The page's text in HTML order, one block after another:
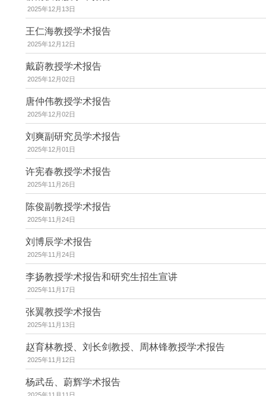
2025年12月13日
王仁海教授学术报告
2025年12月12日
戴蔚教授学术报告
2025年12月02日
唐仲伟教授学术报告
2025年12月02日
刘爽副研究员学术报告
2025年12月01日
许宪春教授学术报告
2025年11月26日
陈俊副教授学术报告
2025年11月24日
刘博辰学术报告
2025年11月24日
李扬教授学术报告和研究生招生宣讲
2025年11月17日
张翼教授学术报告
2025年11月13日
赵育林教授、刘长剑教授、周林锋教授学术报告
2025年11月12日
杨武岳、蔚辉学术报告